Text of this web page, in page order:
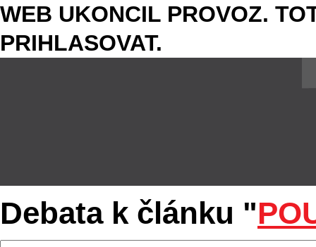
WEB UKONCIL PROVOZ.
PRIHLASOVAT.
Debata k článku "